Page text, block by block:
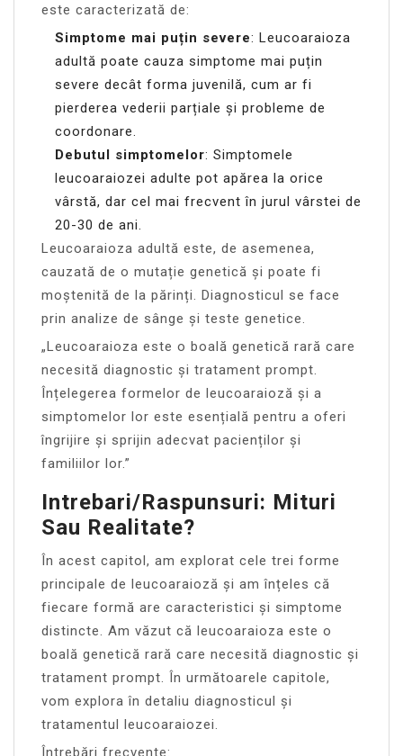
este caracterizată de:
Simptome mai puțin severe: Leucoaraioza
adultă poate cauza simptome mai puțin
severe decât forma juvenilă, cum ar fi
pierderea vederii parțiale și probleme de
coordonare.
Debutul simptomelor: Simptomele
leucoaraiozei adulte pot apărea la orice
vârstă, dar cel mai frecvent în jurul vârstei de
20-30 de ani.
Leucoaraioza adultă este, de asemenea,
cauzată de o mutație genetică și poate fi
moștenită de la părinți. Diagnosticul se face
prin analize de sânge și teste genetice.
„Leucoaraioza este o boală genetică rară care
necesită diagnostic și tratament prompt.
Înțelegerea formelor de leucoaraioză și a
simptomelor lor este esențială pentru a oferi
îngrijire și sprijin adecvat pacienților și
familiilor lor.”
Intrebari/Raspunsuri: Mituri
Sau Realitate?
În acest capitol, am explorat cele trei forme
principale de leucoaraioză și am înțeles că
fiecare formă are caracteristici și simptome
distincte. Am văzut că leucoaraioza este o
boală genetică rară care necesită diagnostic și
tratament prompt. În următoarele capitole,
vom explora în detaliu diagnosticul și
tratamentul leucoaraiozei.
Întrebări frecvente: